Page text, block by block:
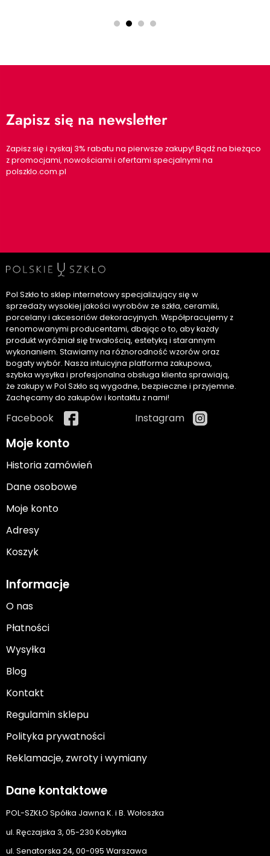
Zapisz się na newsletter
Zapisz się i zyskaj 3% rabatu na pierwsze zakupy! Bądź na bieżąco
z promocjami, nowościami i ofertami specjalnymi na
polszklo.com.pl
Pol Szkło to sklep internetowy specjalizujący się w
sprzedaży wysokiej jakości wyrobów ze szkła, ceramiki,
porcelany i akcesoriów dekoracyjnych. Współpracujemy z
renomowanymi producentami, dbając o to, aby każdy
produkt wyróżniał się trwałością, estetyką i starannym
wykonaniem. Stawiamy na różnorodność wzorów oraz
bogaty wybór. Nasza intuicyjna platforma zakupowa,
szybka wysyłka i profesjonalna obsługa klienta sprawiają,
że zakupy w Pol Szkło są wygodne, bezpieczne i przyjemne.
Zachęcamy do zakupów i kontaktu z nami!
Facebook Instagram
Moje konto
Historia zamówień
Dane osobowe
Moje konto
Adresy
Koszyk
Informacje
O nas
Płatności
Wysyłka
Blog
Kontakt
Regulamin sklepu
Polityka prywatności
Reklamacje, zwroty i wymiany
Dane kontaktowe
POL-SZKŁO Spółka Jawna K. i B. Wołoszka
ul. Ręczajska 3, 05-230 Kobyłka
ul. Senatorska 24, 00-095 Warszawa